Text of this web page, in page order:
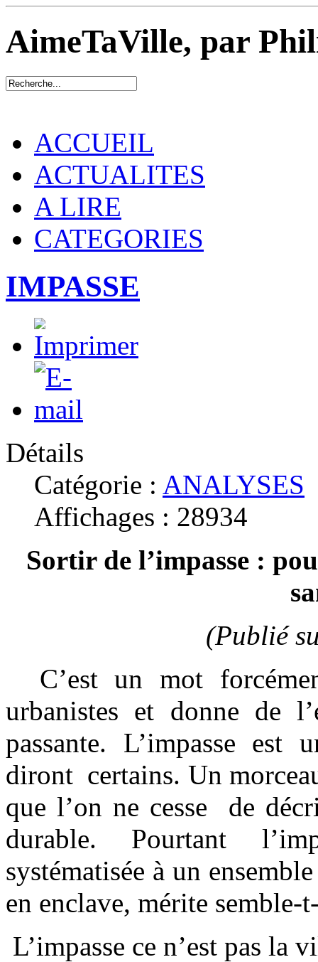
AimeTaVille, par
ACCUEIL
ACTUALITES
A LIRE
CATEGORIES
IMPASSE
Détails
Catégorie : ANALYSES
Affichages : 28934
Sortir de l’impasse :
(Publié
C’est un mot
urbanistes et donne de
passante. L’impasse est
diront certains. Un
que l’on ne cesse de
durable. Pourtant
systématisée à un
en enclave, mérite
L’impasse ce n’est pas la